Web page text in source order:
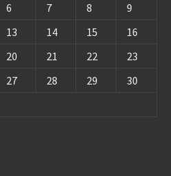
6 7 8
9
13 14 15
16
20 21 22
23
27 28 29
30